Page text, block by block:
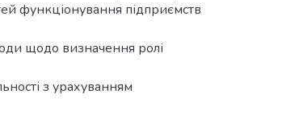
функціонування підприємств
щодо визначення ролі
з урахуванням